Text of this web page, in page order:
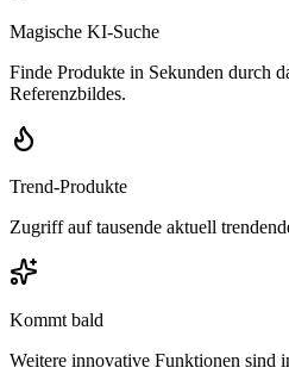
Magische KI-Suche
Finde Produkte in Sekunden durch
Referenzbildes.
Trend-Produkte
Zugriff auf tausende aktuell
Kommt bald
Weitere innovative Funktionen sind